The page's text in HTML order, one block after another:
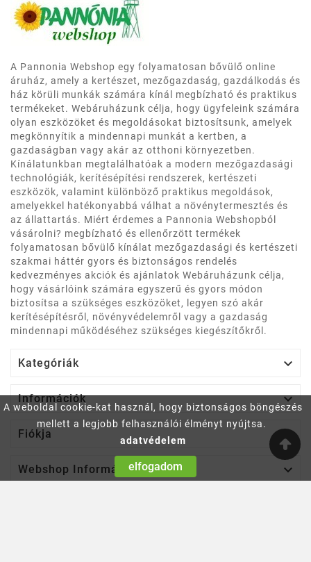
A weboldal cookie-kat használ, hogy biztonságos böngészés
mellett a legjobb felhasználói élményt nyújtsa.
adatvédelem
elfogadom
A Pannonia Webshop egy folyamatosan bővülő online
áruház, amely a kertészet, mezőgazdaság, gazdálkodás és
ház körüli munkák számára kínál megbízható és praktikus
termékeket. Webáruházunk célja, hogy ügyfeleink számára
olyan eszközöket és megoldásokat biztosítsunk, amelyek
megkönnyítik a mindennapi munkát a kertben, a
gazdaságban vagy akár az otthoni környezetben.
Kínálatunkban megtalálhatóak a modern mezőgazdasági
technológiák, kerítésépítési rendszerek, kertészeti
eszközök, valamint különböző praktikus megoldások,
amelyekkel hatékonyabbá válhat a növénytermesztés és
az állattartás. Miért érdemes a Pannonia Webshopból
vásárolni? megbízható és ellenőrzött termékek
folyamatosan bővülő kínálat mezőgazdasági és kertészeti
szakmai háttér gyors és biztonságos rendelés
kedvezményes akciók és ajánlatok Webáruházunk célja,
hogy vásárlóink számára egyszerű és gyors módon
biztosítsa a szükséges eszközöket, legyen szó akár
kerítésépítésről, növényvédelemről vagy a gazdaság
mindennapi működéséhez szükséges kiegészítőkről.
Kategóriák 
Információk 
Fiókja 
Webshop Információ 